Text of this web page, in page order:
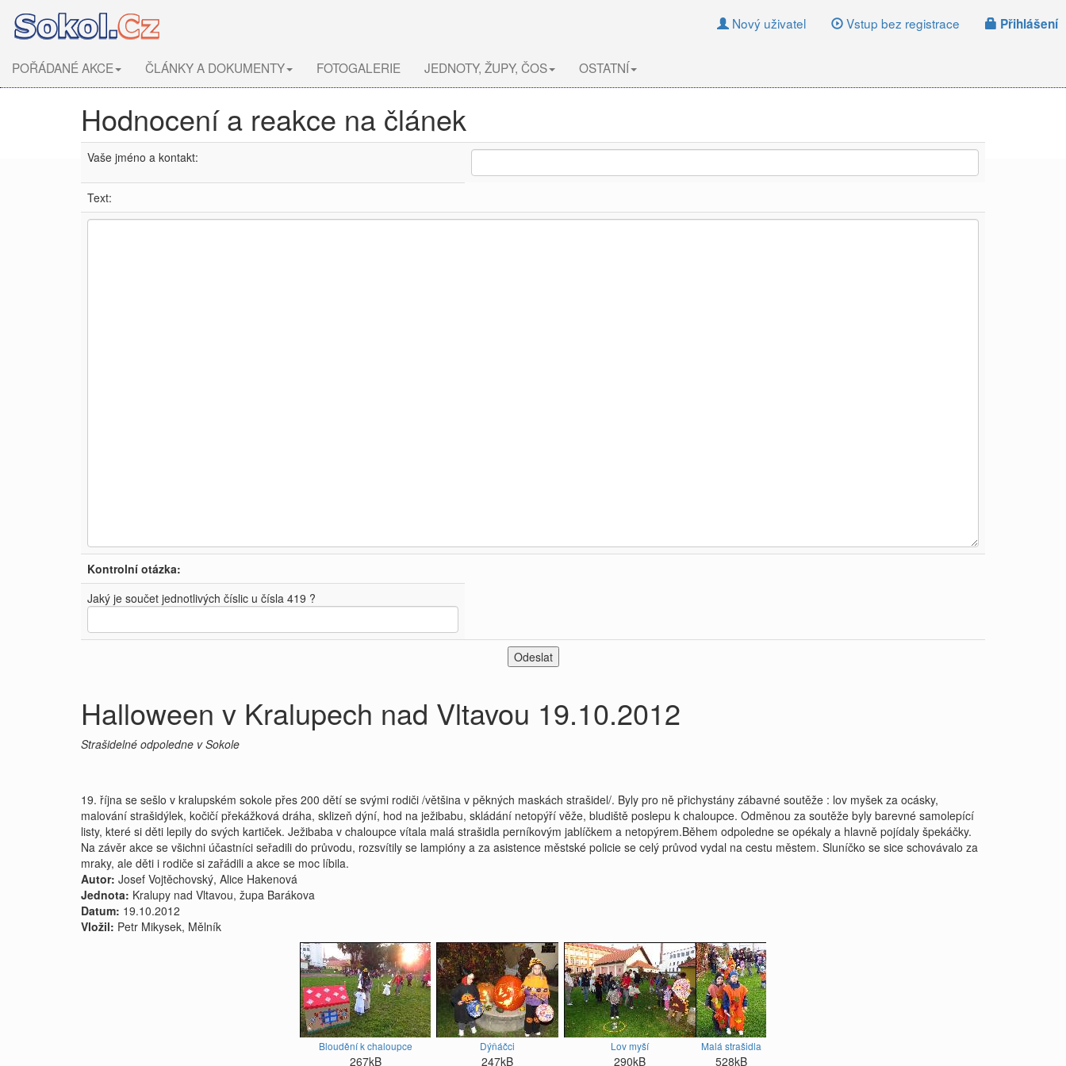
Nový uživatel Vstup bez registrace Přihlášení
POŘÁDANÉ AKCE ČLÁNKY A DOKUMENTY FOTOGALERIE JEDNOTY, ŽUPY, ČOS OSTATNÍ
Hodnocení a reakce na článek
Vaše jméno a kontakt:
Text:
Kontrolní otázka:
Jaký je součet jednotlivých číslic u čísla 419 ?
Halloween v Kralupech nad Vltavou 19.10.2012
Strašidelné odpoledne v Sokole
19. října se sešlo v kralupském sokole přes 200 dětí se svými rodiči /většina v pěkných maskách strašidel/. Byly pro ně přichystány zábavné soutěže : lov myšek za ocásky,
malování strašidýlek, kočičí překážková dráha, sklizeň dýní, hod na ježibabu, skládání netopýří věže, bludiště poslepu k chaloupce. Odměnou za soutěže byly barevné samolepící
listy, které si děti lepily do svých kartiček. Ježibaba v chaloupce vítala malá strašidla perníkovým jablíčkem a netopýrem.Během odpoledne se opékaly a hlavně pojídaly špekáčky.
Na závěr akce se všichni účastníci seřadili do průvodu, rozsvítily se lampióny a za asistence městské policie se celý průvod vydal na cestu městem. Sluníčko se sice schovávalo za
mraky, ale děti i rodiče si zařádili a akce se moc líbila.
Autor: Josef Vojtěchovský, Alice Hakenová
Jednota: Kralupy nad Vltavou, župa Barákova
Datum: 19.10.2012
Vložil: Petr Mikysek, Mělník
Bloudění k chaloupce
267kB
Dýňáčci
247kB
Lov myší
290kB
Malá strašidla
528kB